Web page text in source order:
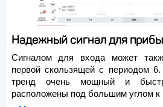
Надежный сигнал для
Сигналом для входа может
первой скользящей с периодом 6.
тренд очень мощный и
расположены под большим углом к